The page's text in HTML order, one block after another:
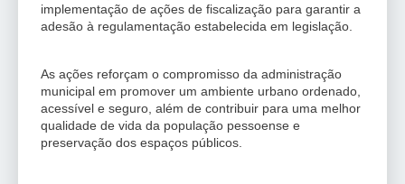
implementação de ações de fiscalização para garantir a
adesão à regulamentação estabelecida em legislação.
As ações reforçam o compromisso da administração
municipal em promover um ambiente urbano ordenado,
acessível e seguro, além de contribuir para uma melhor
qualidade de vida da população pessoense e
preservação dos espaços públicos.